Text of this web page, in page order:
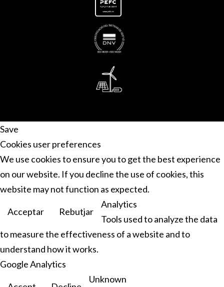
Save
Cookies user preferences
We use cookies to ensure you to get the best experience
on our website. If you decline the use of cookies, this
website may not function as expected.
Acceptar Rebutjar
Analytics
Tools used to analyze the data
to measure the effectiveness of a website and to
understand how it works.
Google Analytics
Unknown